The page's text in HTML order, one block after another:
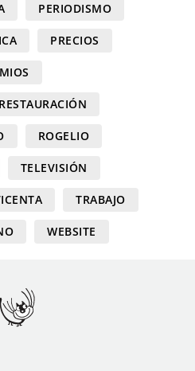
PERIODISMO
PRECIOS
RESTAURACIÓN
ROGELIO
TELEVISIÓN
TRABAJO
WEBSITE